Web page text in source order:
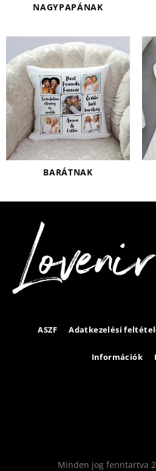
NAGYPAPÁNAK
BARÁTNAK
ASZF Adatkezelési
Információk
Minden jog fenntartva